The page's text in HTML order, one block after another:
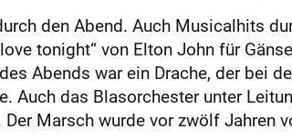
den Abend. Auch Musicalhits
tonight“ von Elton John für
Abends war ein Drache, der bei
Auch das Blasorchester unter
Marsch wurde vor zwölf Jahren